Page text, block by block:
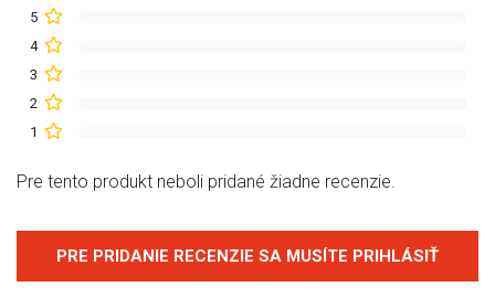
5
4
3
2
1
Pre tento produkt neboli pridané žiadne recenzie.
PRE PRIDANIE RECENZIE SA MUSÍTE PRIHLÁSIŤ